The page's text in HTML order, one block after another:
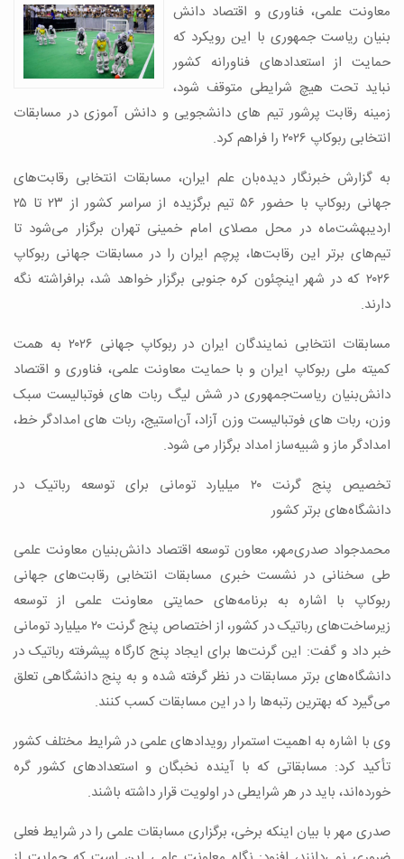
معاونت علمی، فناوری و اقتصاد دانش
بنیان ریاست جمهوری با این رویکرد که
حمایت از استعدادهای فناورانه کشور
نباید تحت هیچ شرایطی متوقف شود،
زمینه رقابت پرشور تیم های دانشجویی و دانش آموزی در مسابقات
انتخابی ربوکاپ ۲۰۲۶ را فراهم کرد.
به گزارش خبرنگار دیده‌بان علم ایران، مسابقات انتخابی رقابت‌های
جهانی ربوکاپ با حضور ۵۶ تیم برگزیده از سراسر کشور از ۲۳ تا ۲۵
اردیبهشت‌ماه در محل مصلای امام خمینی تهران برگزار می‌شود تا
تیم‌های برتر این رقابت‌ها، پرچم ایران را در مسابقات جهانی ربوکاپ
۲۰۲۶ که در شهر اینچئون کره جنوبی برگزار خواهد شد، برافراشته نگه
دارند.
مسابقات انتخابی نمایندگان ایران در ربوکاپ جهانی ۲۰۲۶ به همت
کمیته ملی ربوکاپ ایران و با حمایت معاونت علمی، فناوری و اقتصاد
دانش‌بنیان ریاست‌جمهوری در شش لیگ ربات های فوتبالیست سبک
وزن، ربات های فوتبالیست وزن آزاد، آن‌استیج، ربات های امدادگر خط،
امدادگر ماز و شبیه‌ساز امداد برگزار می شود.
تخصیص پنج گرنت ۲۰ میلیارد تومانی برای توسعه رباتیک در
دانشگاه‌های برتر کشور
محمدجواد صدری‌مهر، معاون توسعه اقتصاد دانش‌بنیان معاونت علمی
طی سخنانی در نشست خبری مسابقات انتخابی رقابت‌های جهانی
ربوکاپ با اشاره به برنامه‌های حمایتی معاونت علمی از توسعه
زیرساخت‌های رباتیک در کشور، از اختصاص پنج گرنت ۲۰ میلیارد تومانی
خبر داد و گفت: این گرنت‌ها برای ایجاد پنج کارگاه پیشرفته رباتیک در
دانشگاه‌های برتر مسابقات در نظر گرفته شده و به پنج دانشگاهی تعلق
می‌گیرد که بهترین رتبه‌ها را در این مسابقات کسب کنند.
وی با اشاره به اهمیت استمرار رویدادهای علمی در شرایط مختلف کشور
تأکید کرد: مسابقاتی که با آینده نخبگان و استعدادهای کشور گره
خورده‌اند، باید در هر شرایطی در اولویت قرار داشته باشند.
صدری مهر با بیان اینکه برخی، برگزاری مسابقات علمی را در شرایط فعلی